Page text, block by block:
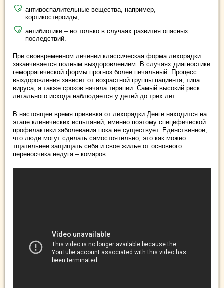
антивоспалительные вещества, например,
кортикостероиды;
антибиотики – но только в случаях развития опасных
последствий.
При своевременном лечении классическая форма лихорадки
заканчивается полным выздоровлением. В случаях диагностики
геморрагической формы прогноз более печальный. Процесс
выздоровления зависит от возрастной группы пациента, типа
вируса, а также сроков начала терапии. Самый высокий риск
летального исхода наблюдается у детей до трех лет.
В настоящее время прививка от лихорадки Денге находится на
этапе клинических испытаний, именно поэтому специфической
профилактики заболевания пока не существует. Единственное,
что люди могут сделать самостоятельно, это как можно
тщательнее защищать себя и свое жилье от основного
переносчика недуга – комаров.